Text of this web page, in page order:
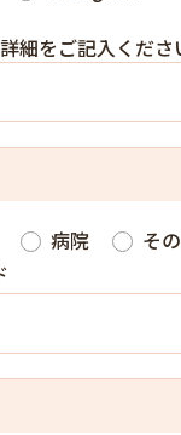
細をご記入くださ
病院 そ